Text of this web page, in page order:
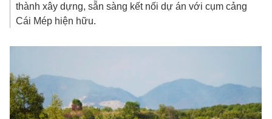
thành xây dựng, sẵn sàng kết nối dự án với cụm cảng
Cái Mép hiện hữu.